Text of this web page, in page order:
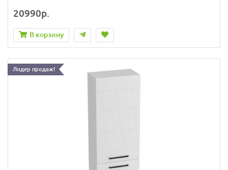
20990р.
В корзину
Лидер продаж!